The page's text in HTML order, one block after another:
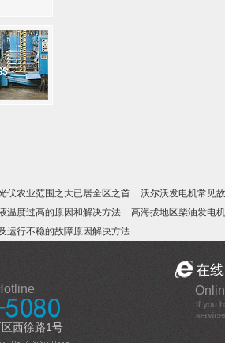
伏农业范围之大已居全区之首
沃尔沃发电机常见
温度过高的原因和解决方法
高海拔地区柴油发电
运行不稳的故障原因解决方法
西徐路1号
在